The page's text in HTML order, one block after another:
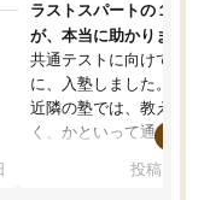
ラストスパートの１か月
が、本当に助かりました
共通テストに向けての追
に、入塾しました。田舎
近隣の塾では、教えても
く、かといって通うには
可能なので本当に助か
投稿日：